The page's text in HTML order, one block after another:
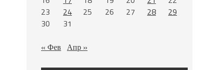
23
24 25 26 27 28
29
30
31
« Фев Апр »